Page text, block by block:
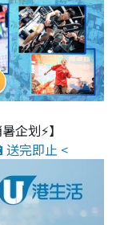
企划⚡】
送完即止 <